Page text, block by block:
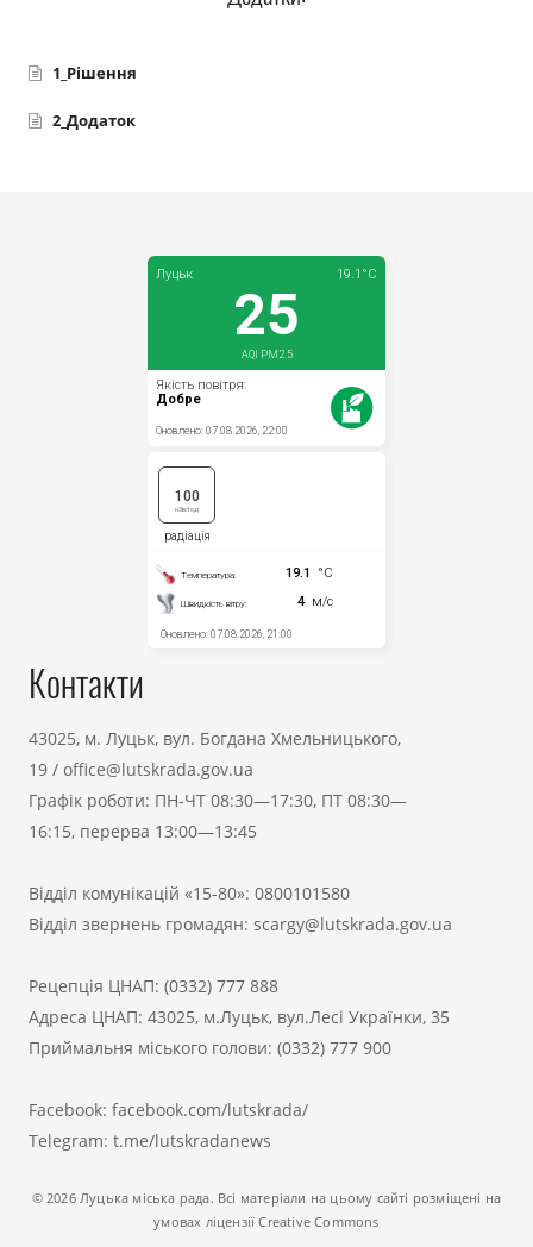
1_Рішення
2_Додаток
Контакти
43025, м. Луцьк, вул. Богдана Хмельницького,
19 / office@lutskrada.gov.ua
Графік роботи: ПН-ЧТ 08:30—17:30, ПТ 08:30—
16:15, перерва 13:00—13:45
Відділ комунікацій «15-80»: 0800101580
Відділ звернень громадян: scargy@lutskrada.gov.ua
Рецепція ЦНАП: (0332) 777 888
Адреса ЦНАП: 43025, м.Луцьк, вул.Лесі Українки, 35
Приймальня міського голови: (0332) 777 900
Facebook: facebook.com/lutskrada/
Telegram: t.me/lutskradanews
© 2026 Луцька міська рада. Всі матеріали на цьому сайті розміщені на
умовах ліцензії Creative Commons